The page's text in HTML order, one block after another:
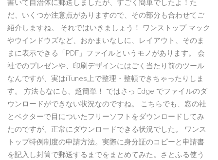
書いて自治体に郵送しましたが、すごく簡単でしたよ！た
だ、いくつか注意点がありますので、その部分も合わせてご
紹介しますね。 それではいきましょう！ ワンストップ マック
やウインドウズなど、おかまいなしに、レイアウト、そのま
まに表示できる「PDF」ファイルというモノがあります。 会
社でのプレゼンや、印刷デザインにはごく当たり前のツール
なんですが、実はiTunes上で整理・整頓できちゃったりしま
す。 方法もなにも、超簡単！ ではさっ Edge でファイルのダ
ウンロードができない状況なのですね。 こちらでも、窓の社
とベクターで目についたフリーソフトをダウンロードしてみ
たのですが、正常にダウンロードできる状況でした。 ワンス
トップ特例制度の申請方法。実際に身分証のコピーと申請書
を記入し封筒で郵送するまでをまとめてみた。さとふる使う